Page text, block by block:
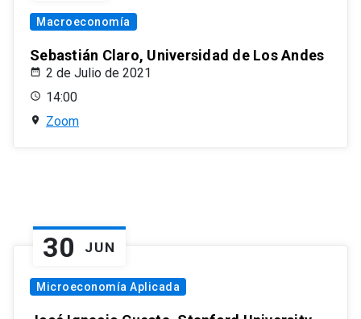
Macroeconomía
Sebastián Claro, Universidad de Los Andes
2 de Julio de 2021
14:00
Zoom
30 JUN
Microeconomía Aplicada